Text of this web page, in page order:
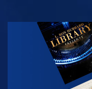
REGARDER